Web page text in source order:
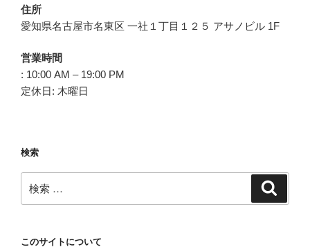
住所
愛知県名古屋市名東区 一社１丁目１２５ アサノビル 1F
営業時間
: 10:00 AM – 19:00 PM
定休日: 木曜日
検索
索:
このサイトについて